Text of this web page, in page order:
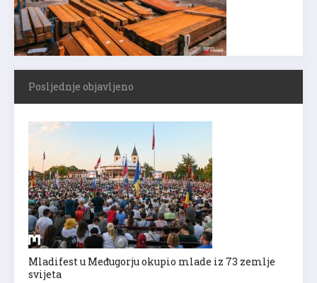
Posljednje objavljeno
Mladifest u Međugorju okupio mlade iz 73 zemlje
svijeta